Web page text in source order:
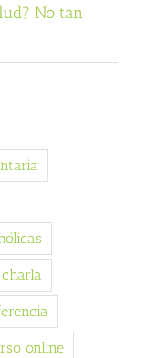
No tan
charla
online